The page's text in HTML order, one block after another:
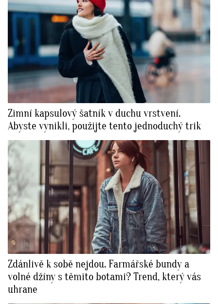
Zimní kapsulový šatník v duchu vrstvení.
Abyste vynikli, použijte tento jednoduchý trik
Zdánlivě k sobě nejdou. Farmářské bundy a
volné džíny s těmito botami? Trend, který vás
uhrane